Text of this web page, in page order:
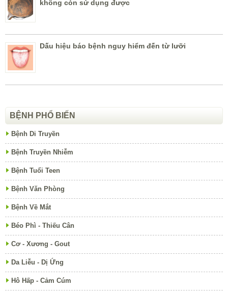
không còn sử dụng được
Dấu hiệu báo bệnh nguy hiểm đến từ lưỡi
BỆNH PHỔ BIẾN
Bệnh Di Truyền
Bệnh Truyền Nhiễm
Bệnh Tuổi Teen
Bệnh Văn Phòng
Bệnh Về Mắt
Béo Phì - Thiếu Cân
Cơ - Xương - Gout
Da Liễu - Dị Ứng
Hô Hấp - Cảm Cúm